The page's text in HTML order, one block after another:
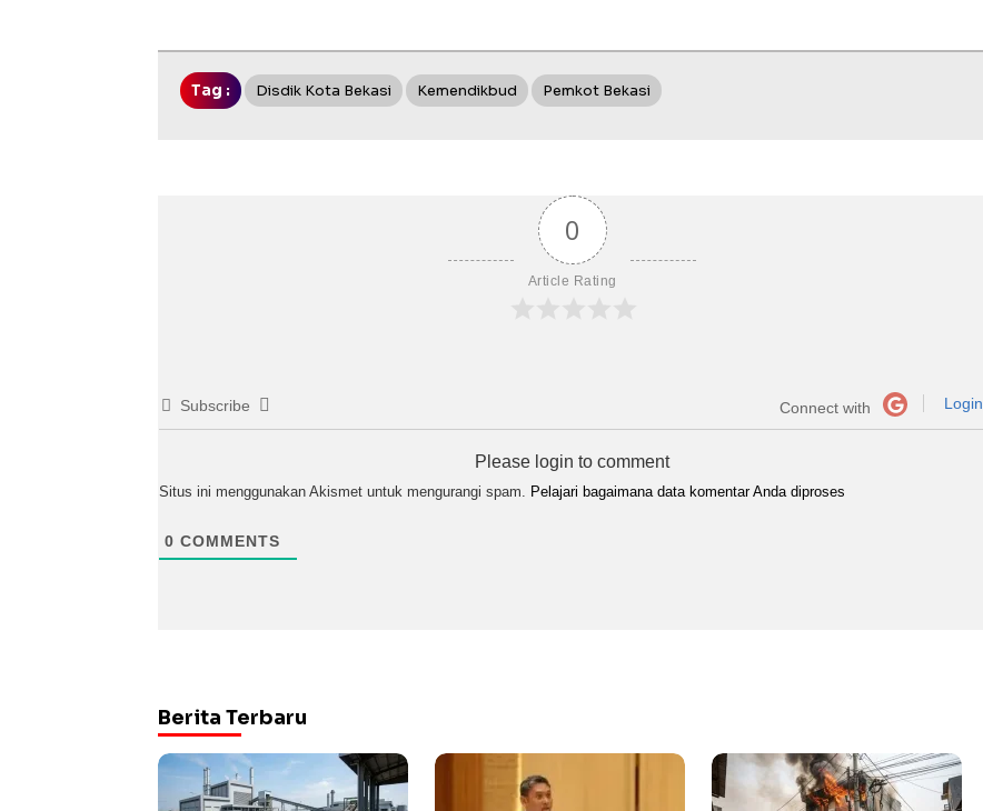
Tag : Disdik Kota Bekasi Kemendikbud Pemkot Bekasi
0
Article Rating
Subscribe Connect with Login
Please login to comment
Situs ini menggunakan Akismet untuk mengurangi spam. Pelajari bagaimana data komentar Anda diproses
0 COMMENTS
Berita Terbaru